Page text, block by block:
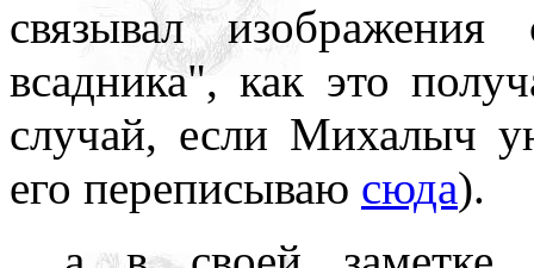
связывал
всадника", как это
случай, если Михалыч
его переписываю сюда).